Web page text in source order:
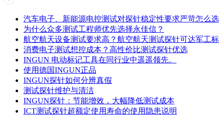
汽车电子、新能源电控测试对探针稳定性要求严苛怎么
为什么众多测试工程师优先选择永佳信？
航空航天设备测试要求高？航空航天测试探针可达军工
消费电子测试想控成本？高性价比测试探针优选
INGUN 电动标记工具在同行业中遥遥领先。
使用德国INGUN正品
INGUN探针如何分辨真假
测试探针维护与清洁
INGUN探针：节能增效，大幅降低测试成本
ICT测试探针超额定使用寿命的使用隐患说明